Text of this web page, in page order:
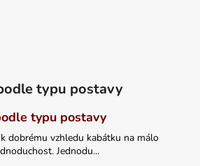
typu postavy
typu postavy
dobrému vzhledu kabátku na málo
Jednodu...